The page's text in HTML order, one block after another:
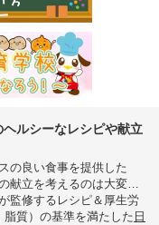
ルシーなレシピや献立
の良い食事を提供した
献立を考えるのは大変…
監修するレシピ＆厚生労
質）の基準を満たした 日